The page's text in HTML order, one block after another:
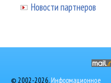
Новости партнеров
© 2002-2026.Информационное